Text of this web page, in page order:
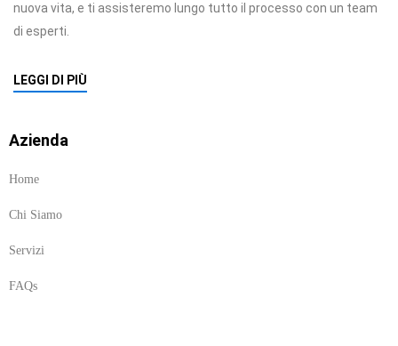
nuova vita, e ti assisteremo lungo tutto il processo con un team
di esperti.
LEGGI DI PIÙ
Azienda
Home
Chi Siamo
Servizi
FAQs